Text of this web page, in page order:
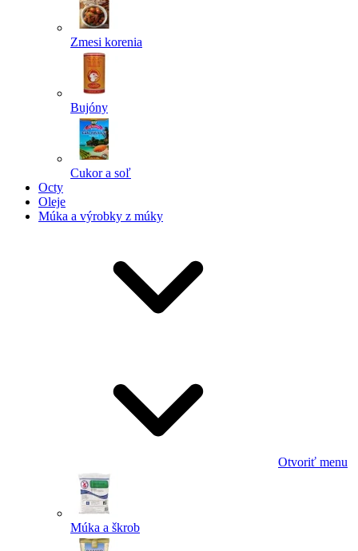
Zmesi korenia
Bujóny
Cukor a soľ
Octy
Oleje
Múka a výrobky z múky
Otvoriť menu
Múka a škrob
Powered by chaterimo